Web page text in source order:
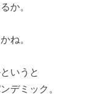
か。
ね。
いうと
デミック。